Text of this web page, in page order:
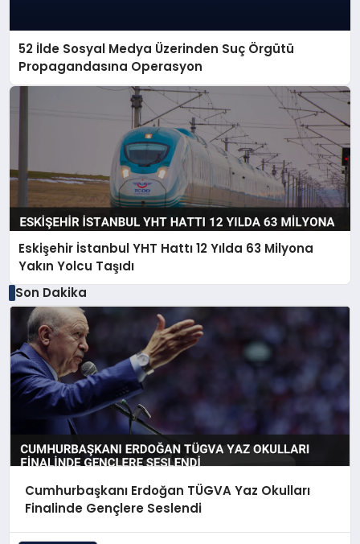
52 İlde Sosyal Medya Üzerinden Suç Örgütü
Propagandasına Operasyon
Eskişehir İstanbul YHT Hattı 12 Yılda 63 Milyona
Yakın Yolcu Taşıdı
Son Dakika
Cumhurbaşkanı Erdoğan TÜGVA Yaz Okulları
Finalinde Gençlere Seslendi